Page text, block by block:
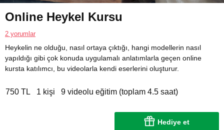
Online Heykel Kursu
2 yorumlar
Heykelin ne olduğu, nasıl ortaya çıktığı, hangi modellerin nasıl
yapıldığı gibi çok konuda uygulamalı anlatımlarla geçen online
kursta katılımcı, bu videolarla kendi eserlerini oluşturur.
750 TL 1 kişi 9 videolu eğitim (toplam 4.5 saat)
Hediye et